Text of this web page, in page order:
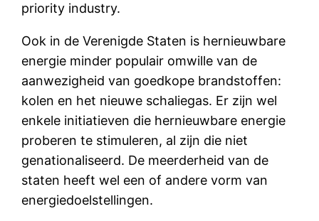
priority industry.
Ook in de Verenigde Staten is hernieuwbare
energie minder populair omwille van de
aanwezigheid van goedkope brandstoffen:
kolen en het nieuwe schaliegas. Er zijn wel
enkele initiatieven die hernieuwbare energie
proberen te stimuleren, al zijn die niet
genationaliseerd. De meerderheid van de
staten heeft wel een of andere vorm van
energiedoelstellingen.